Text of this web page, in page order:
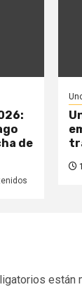
de
están